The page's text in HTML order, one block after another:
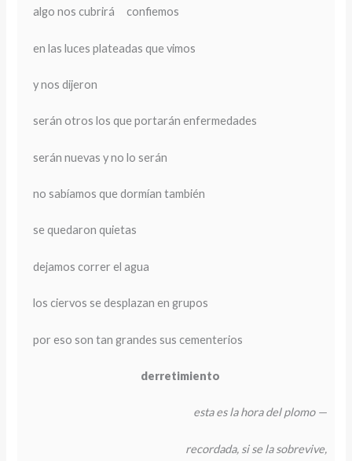
algo nos cubrirá confiemos
en las luces plateadas que vimos
y nos dijeron
serán otros los que portarán enfermedades
serán nuevas y no lo serán
no sabíamos que dormían también
se quedaron quietas
dejamos correr el agua
los ciervos se desplazan en grupos
por eso son tan grandes sus cementerios
derretimiento
esta es la hora del plomo —
recordada, si se la sobrevive,